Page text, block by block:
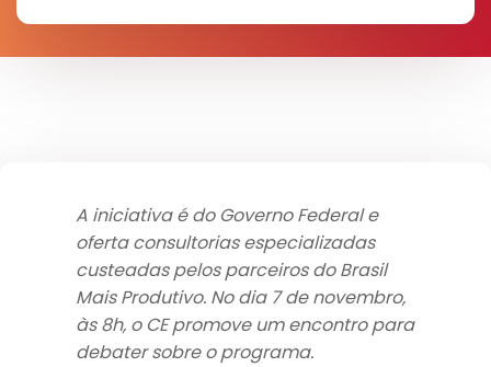
A iniciativa é do Governo Federal e
oferta consultorias especializadas
custeadas pelos parceiros do Brasil
Mais Produtivo. No dia 7 de novembro,
às 8h, o CE promove um encontro para
debater sobre o programa.